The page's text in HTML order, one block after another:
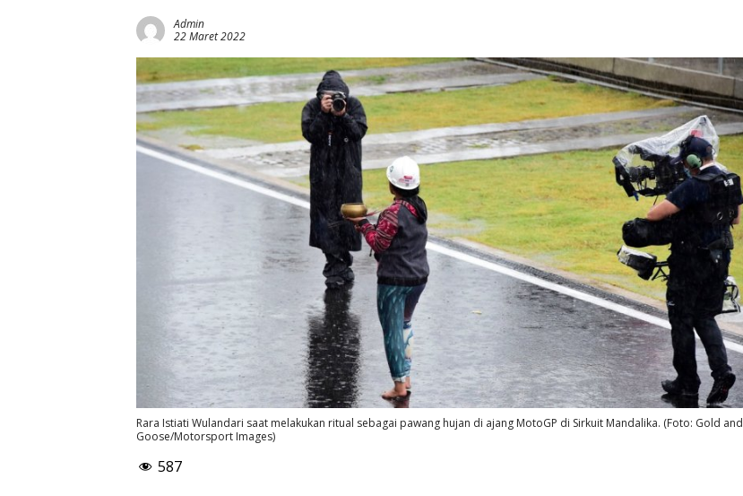
Admin
22 Maret 2022
Rara Istiati Wulandari saat melakukan ritual sebagai pawang hujan di ajang MotoGP di Sirkuit Mandalika. (Foto: Gold and
Goose/Motorsport Images)
587